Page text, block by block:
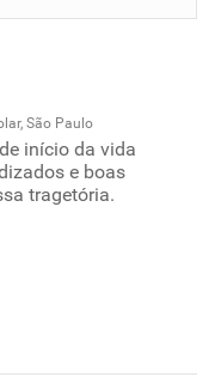
São Paulo
início da vida
e boas
tragetória.